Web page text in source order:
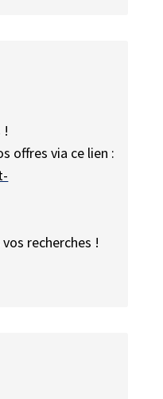
!
offres via ce lien :
recherches !